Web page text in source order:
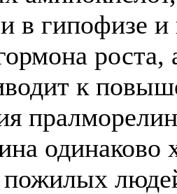
в гипофизе
к
пожилых